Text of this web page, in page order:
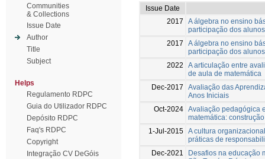
Communities
& Collections
Issue Date
Author
Title
Subject
Helps
Regulamento RDPC
Guia do Utilizador RDPC
Depósito RDPC
Faq's RDPC
Copyright
Integração CV DeGóis
Issue Date
2017
A álgebra no ensino
participação dos
2017
A álgebra no ensino
participação dos
2022
A articulação entre
de aula de matemática
Dec-2017
Avaliação das
Anos Iniciais
Oct-2024 Avaliação pedagógica
matemática:
1-Jul-2015 A cultura
práticas de
Dec-2021
Desafios na educação